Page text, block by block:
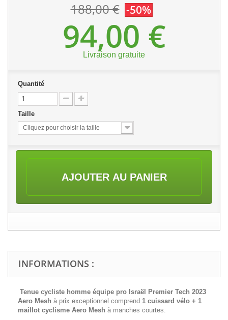
188,00 € -50%
94,00 €
Livraison gratuite
Quantité
Taille
Cliquez pour choisir la taille
AJOUTER AU PANIER
INFORMATIONS :
Tenue cycliste homme équipe pro Israël Premier Tech 2023
Aero Mesh à prix exceptionnel comprend 1 cuissard vélo + 1
maillot cyclisme Aero Mesh à manches courtes.